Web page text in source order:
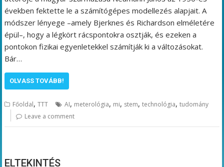
években fektette le a számítógépes modellezés alapjait. A
módszer lényege –amely Bjerknes és Richardson elméletére
épül–, hogy a légkört rácspontokra osztják, és ezeken a
pontokon fizikai egyenletekkel számítják ki a változásokat.
Bár…
OLVASS TOVÁBB!
Főoldal,TTT AI, meterológia, mi, stem,technológia,tudomány
Leave a comment
ELTEKINTÉS